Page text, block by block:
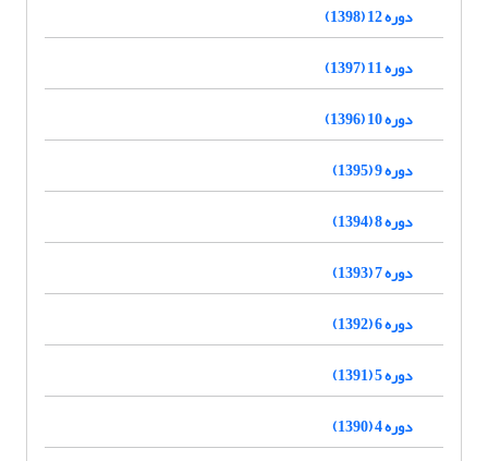
دوره 12 (1398)
دوره 11 (1397)
دوره 10 (1396)
دوره 9 (1395)
دوره 8 (1394)
دوره 7 (1393)
دوره 6 (1392)
دوره 5 (1391)
دوره 4 (1390)